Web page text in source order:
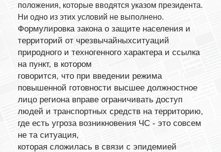
положения, которые вводятся указом президента.
Ни одно из этих условий не выполнено.
Формулировка закона о защите населения и
территорий от чрезвычайныхситуаций
природного и техногенного характера и ссылка
на пункт, в котором
говорится, что при введении режима
повышенной готовности высшее должностное
лицо региона вправе ограничивать доступ
людей и транспортных средств на территорию,
где есть угроза возникновения ЧС - это совсем
не та ситуация,
которая сложилась в связи с эпидемией